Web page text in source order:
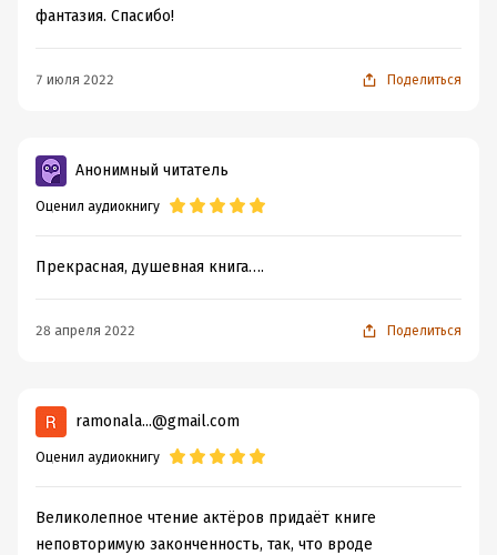
фантазия. Спасибо!
7 июля 2022 Поделиться
Анонимный читатель
Оценил аудиокнигу
Прекрасная, душевная книга….
28 апреля 2022 Поделиться
ramonala...@gmail.com
Оценил аудиокнигу
Великолепное чтение актёров придаёт книге
неповторимую законченность, так, что вроде